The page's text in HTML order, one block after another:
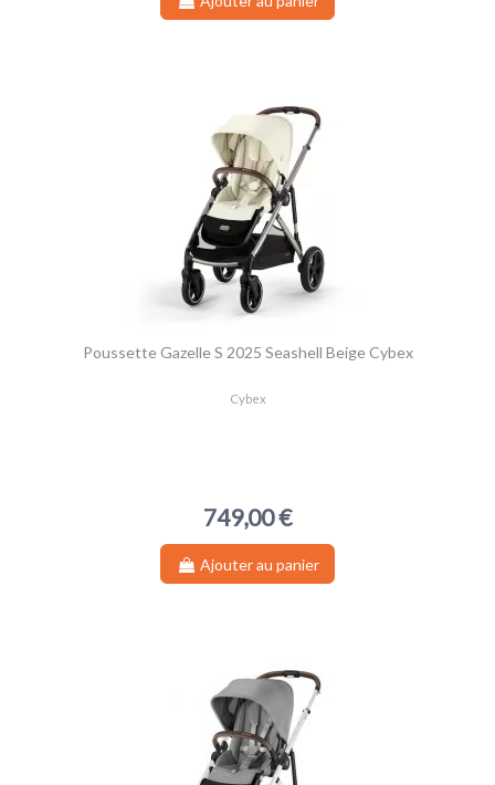
Poussette Gazelle S 2025 Seashell Beige Cybex
Cybex
749,00 €
Ajouter au panier